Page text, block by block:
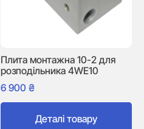
Плита монтажна 10-2 для
розподільника 4WE10
6 900 ₴
Деталі товару